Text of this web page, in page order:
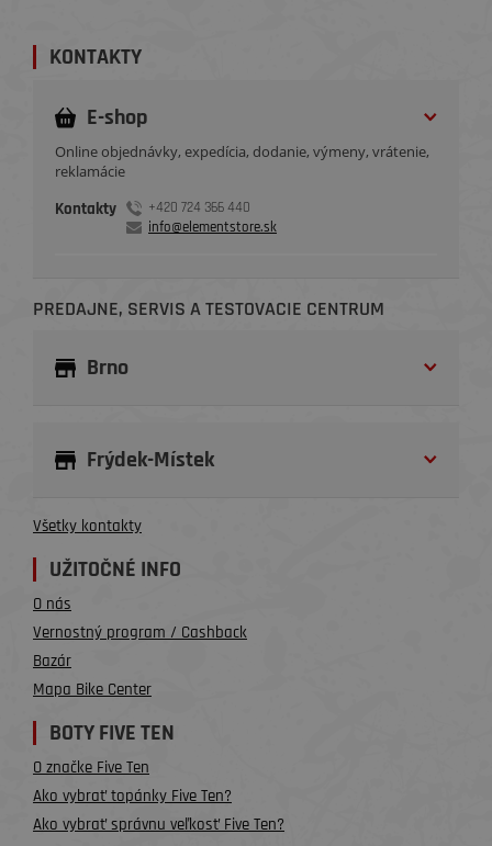
KONTAKTY
E-shop
Online objednávky, expedícia, dodanie, výmeny, vrátenie,
reklamácie
Kontakty
+420 724 366 440
info@elementstore.sk
PREDAJNE, SERVIS A TESTOVACIE CENTRUM
Brno
Frýdek-Místek
Všetky kontakty
UŽITOČNÉ INFO
O nás
Vernostný program / Cashback
Bazár
Mapa Bike Center
BOTY FIVE TEN
O značke Five Ten
Ako vybrať topánky Five Ten?
Ako vybrať správnu veľkosť Five Ten?